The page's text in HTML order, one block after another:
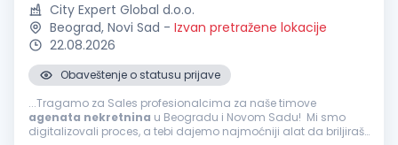
City Expert Global d.o.o.
Beograd, Novi Sad - Izvan pretražene lokacije
22.08.2026
Obaveštenje o statusu prijave
...Tragamo za Sales profesionalcima za naše timove
agenata nekretnina u Beogradu i Novom Sadu! Mi smo
digitalizovali proces, a tebi dajemo najmoćniji alat da briljiraš